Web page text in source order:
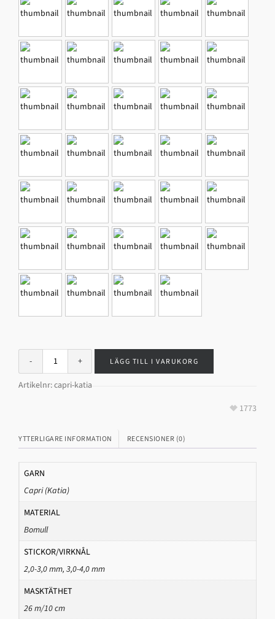
LÄGG TILL I VARUKORG
Artikelnr:capri-katia
1773
YTTERLIGARE INFORMATION RECENSIONER (0)
GARN
Capri (Katia)
MATERIAL
Bomull
STICKOR/VIRKNÅL
2,0-3,0 mm, 3,0-4,0 mm
MASKTÄTHET
26 m/10 cm